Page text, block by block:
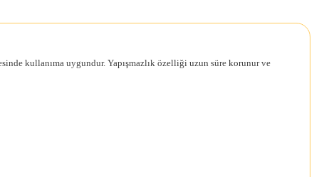
kullanıma uygundur. Yapışmazlık özelliği uzun süre korunur ve